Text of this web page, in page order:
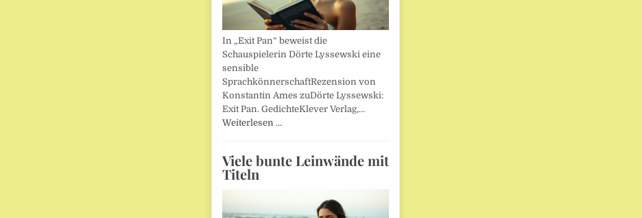
In „Exit Pan“ beweist die
Schauspielerin Dörte Lyssewski eine
sensible
SprachkönnerschaftRezension von
Konstantin Ames zuDörte Lyssewski:
Exit Pan. GedichteKlever Verlag,…
Weiterlesen …
Viele bunte Leinwände mit
Titeln